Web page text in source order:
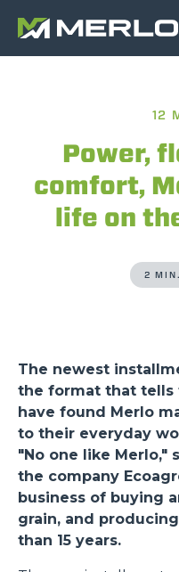
12
Power,
comfort,
life on
2
The newest
the format that tells
have found Merlo
to their everyday
"No one like Merlo,"
the company
business of buying
grain, and
than 15 years.